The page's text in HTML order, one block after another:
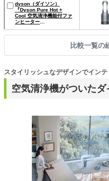
dyson（ダイソン）
『Dyson Pure Hot +
Cool 空気清浄機能付ファ
ンヒーター
比較一覧の
空気清浄機がついたダ
スタイリッシュなデザインでイン